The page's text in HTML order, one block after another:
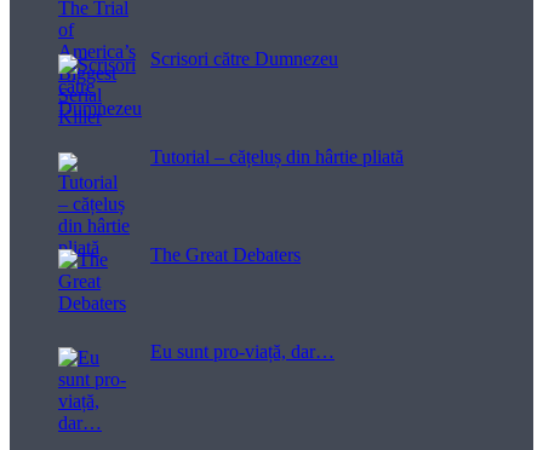
Scrisori către Dumnezeu
Tutorial – cățeluș din hârtie pliată
The Great Debaters
Eu sunt pro-viață, dar…